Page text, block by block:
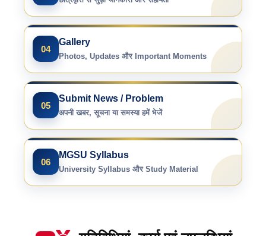
04
Gallery
Photos, Updates और Important Moments
05
Submit News / Problem
अपनी खबर, सूचना या समस्या हमें भेजें
06
MGSU Syllabus
University Syllabus और Study Material